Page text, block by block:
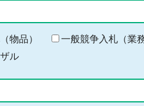
物品）
一般競争入札（業
ル